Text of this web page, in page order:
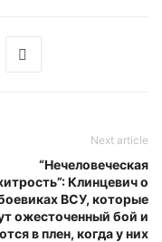
Next article
“Нечеловеческая
Клинцевич о
ВСУ, которые
ожесточенный бой и
в плен, когда у них